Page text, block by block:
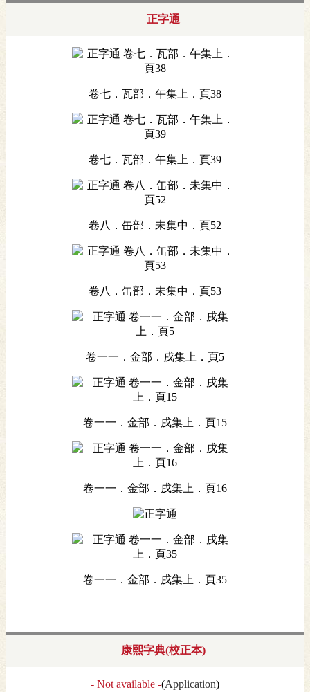
正字通
卷七．瓦部．午集上．頁38
卷七．瓦部．午集上．頁39
卷八．缶部．未集中．頁52
卷八．缶部．未集中．頁53
卷一一．金部．戌集上．頁5
卷一一．金部．戌集上．頁15
卷一一．金部．戌集上．頁16
卷一一．金部．戌集上．頁35
康熙字典(校正本)
- Not available -(Application)